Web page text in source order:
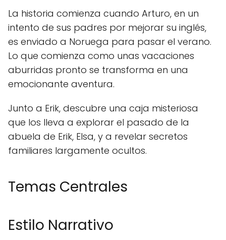
La historia comienza cuando Arturo, en un
intento de sus padres por mejorar su inglés,
es enviado a Noruega para pasar el verano.
Lo que comienza como unas vacaciones
aburridas pronto se transforma en una
emocionante aventura.
Junto a Erik, descubre una caja misteriosa
que los lleva a explorar el pasado de la
abuela de Erik, Elsa, y a revelar secretos
familiares largamente ocultos.
Temas Centrales
Estilo Narrativo